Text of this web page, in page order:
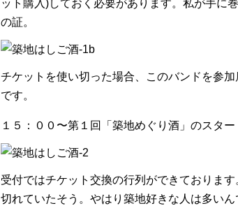
ット購入)しておく必要があります。私が手に
の証。
チケットを使い切った場合、このバンドを参
です。
１５：００〜第１回「築地めぐり酒」のスター
受付ではチケット交換の行列ができておりま
切れていたそう。やはり築地好きな人は多いん